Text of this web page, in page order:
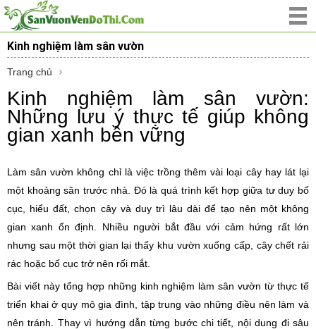
Kinh nghiệm làm sân vườn
Trang chủ
Kinh nghiệm làm sân vườn:
Những lưu ý thực tế giúp không
gian xanh bền vững
Làm sân vườn không chỉ là việc trồng thêm vài loại cây hay lát lại
một khoảng sân trước nhà. Đó là quá trình kết hợp giữa tư duy bố
cục, hiểu đất, chọn cây và duy trì lâu dài để tạo nên một không
gian xanh ổn định. Nhiều người bắt đầu với cảm hứng rất lớn
nhưng sau một thời gian lại thấy khu vườn xuống cấp, cây chết rải
rác hoặc bố cục trở nên rối mắt.
Bài viết này tổng hợp những kinh nghiệm làm sân vườn từ thực tế
triển khai ở quy mô gia đình, tập trung vào những điều nên làm và
nên tránh. Thay vì hướng dẫn từng bước chi tiết, nội dung đi sâu